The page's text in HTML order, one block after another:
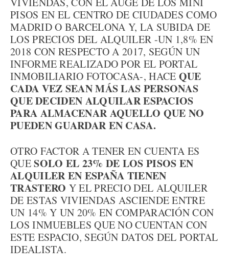
PISOS EN EL CENTRO DE CIUDADES COMO
MADRID O BARCELONA Y, LA SUBIDA DE
LOS PRECIOS DEL ALQUILER -UN 1,8% EN
2018 CON RESPECTO A 2017, SEGÚN UN
INFORME REALIZADO POR EL PORTAL
INMOBILIARIO FOTOCASA-, HACE QUE
CADA VEZ SEAN MÁS LAS PERSONAS
QUE DECIDEN ALQUILAR ESPACIOS
PARA ALMACENAR AQUELLO QUE NO
PUEDEN GUARDAR EN CASA.
OTRO FACTOR A TENER EN CUENTA ES
QUESOLO EL 23% DE LOS PISOS EN
ALQUILER EN ESPAÑA TIENEN
TRASTERO Y EL PRECIO DEL ALQUILER
DE ESTAS VIVIENDAS ASCIENDE ENTRE
UN 14% Y UN 20% EN COMPARACIÓN CON
LOS INMUEBLES QUE NO CUENTAN CON
ESTE ESPACIO, SEGÚN DATOS DEL PORTAL
IDEALISTA.